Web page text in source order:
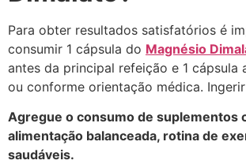
Para obter resultados satisfatórios é
consumir 1 cápsula do Magnésio
antes da principal refeição e 1 cápsula
ou conforme orientação médica.
Agregue o consumo de suplementos
alimentação balanceada, rotina de
saudáveis.